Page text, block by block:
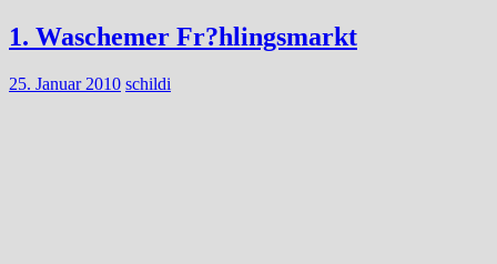
1. Waschemer Fr?hlingsmarkt
25. Januar 2010 schildi